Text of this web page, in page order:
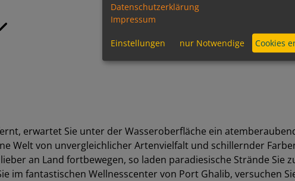
erwartet Sie unter der Wasseroberfläche ein
Welt von unvergleichlicher Artenvielfalt und schillernder
an Land fortbewegen, so laden paradiesische Strände
im fantastischen Wellnesscenter von Port Ghalib, versuchen
Datenschutzerklärung
Impressum
Einstellungen nur Notwendige Cookies